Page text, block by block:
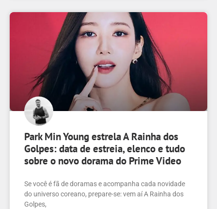
Park Min Young estrela A Rainha dos
Golpes: data de estreia, elenco e tudo
sobre o novo dorama do Prime Video
Se você é fã de doramas e acompanha cada novidade
do universo coreano, prepare-se: vem aí A Rainha dos
Golpes,